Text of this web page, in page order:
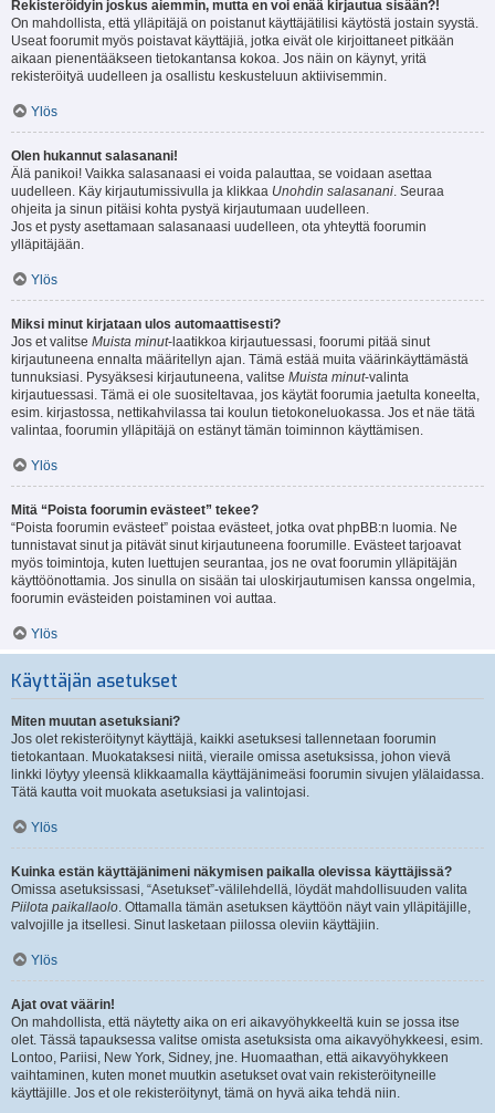
Rekisteröidyin joskus aiemmin, mutta en voi enää kirjautua sisään?!
On mahdollista, että ylläpitäjä on poistanut käyttäjätilisi käytöstä jostain syystä.
Useat foorumit myös poistavat käyttäjiä, jotka eivät ole kirjoittaneet pitkään
aikaan pienentääkseen tietokantansa kokoa. Jos näin on käynyt, yritä
rekisteröityä uudelleen ja osallistu keskusteluun aktiivisemmin.
Ylös
Olen hukannut salasanani!
Älä panikoi! Vaikka salasanaasi ei voida palauttaa, se voidaan asettaa
uudelleen. Käy kirjautumissivulla ja klikkaa Unohdin salasanani. Seuraa
ohjeita ja sinun pitäisi kohta pystyä kirjautumaan uudelleen.
Jos et pysty asettamaan salasanaasi uudelleen, ota yhteyttä foorumin
ylläpitäjään.
Ylös
Miksi minut kirjataan ulos automaattisesti?
Jos et valitse Muista minut-laatikkoa kirjautuessasi, foorumi pitää sinut
kirjautuneena ennalta määritellyn ajan. Tämä estää muita väärinkäyttämästä
tunnuksiasi. Pysyäksesi kirjautuneena, valitse Muista minut-valinta
kirjautuessasi. Tämä ei ole suositeltavaa, jos käytät foorumia jaetulta koneelta,
esim. kirjastossa, nettikahvilassa tai koulun tietokoneluokassa. Jos et näe tätä
valintaa, foorumin ylläpitäjä on estänyt tämän toiminnon käyttämisen.
Ylös
Mitä “Poista foorumin evästeet” tekee?
“Poista foorumin evästeet” poistaa evästeet, jotka ovat phpBB:n luomia. Ne
tunnistavat sinut ja pitävät sinut kirjautuneena foorumille. Evästeet tarjoavat
myös toimintoja, kuten luettujen seurantaa, jos ne ovat foorumin ylläpitäjän
käyttöönottamia. Jos sinulla on sisään tai uloskirjautumisen kanssa ongelmia,
foorumin evästeiden poistaminen voi auttaa.
Ylös
Käyttäjän asetukset
Miten muutan asetuksiani?
Jos olet rekisteröitynyt käyttäjä, kaikki asetuksesi tallennetaan foorumin
tietokantaan. Muokataksesi niitä, vieraile omissa asetuksissa, johon vievä
linkki löytyy yleensä klikkaamalla käyttäjänimeäsi foorumin sivujen ylälaidassa.
Tätä kautta voit muokata asetuksiasi ja valintojasi.
Ylös
Kuinka estän käyttäjänimeni näkymisen paikalla olevissa käyttäjissä?
Omissa asetuksissasi, “Asetukset”-välilehdellä, löydät mahdollisuuden valita
Piilota paikallaolo. Ottamalla tämän asetuksen käyttöön näyt vain ylläpitäjille,
valvojille ja itsellesi. Sinut lasketaan piilossa oleviin käyttäjiin.
Ylös
Ajat ovat väärin!
On mahdollista, että näytetty aika on eri aikavyöhykkeeltä kuin se jossa itse
olet. Tässä tapauksessa valitse omista asetuksista oma aikavyöhykkeesi, esim.
Lontoo, Pariisi, New York, Sidney, jne. Huomaathan, että aikavyöhykkeen
vaihtaminen, kuten monet muutkin asetukset ovat vain rekisteröityneille
käyttäjille. Jos et ole rekisteröitynyt, tämä on hyvä aika tehdä niin.